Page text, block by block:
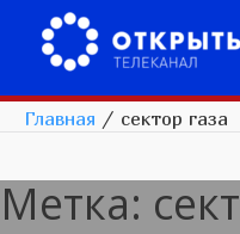
Главная / сектор газа
Метка: